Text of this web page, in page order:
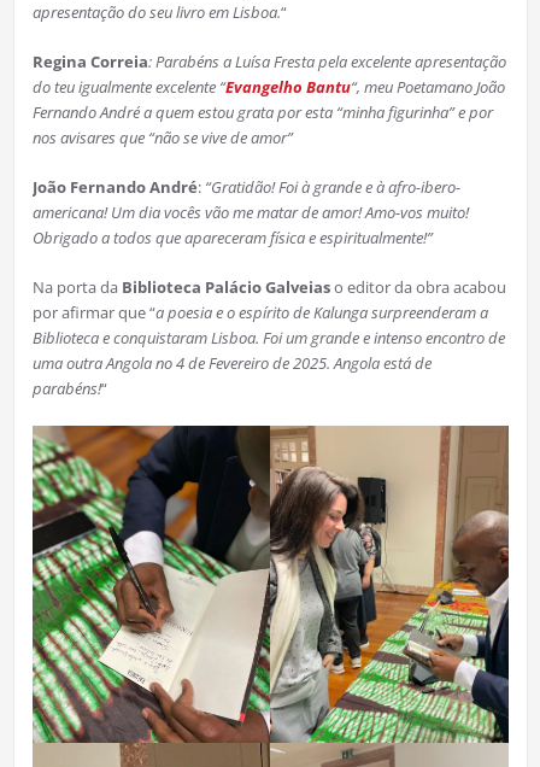
apresentação do seu livro em Lisboa.“
Regina Correia: Parabéns a Luísa Fresta pela excelente apresentação
do teu igualmente excelente “Evangelho Bantu“, meu Poetamano João
Fernando André a quem estou grata por esta “minha figurinha” e por
nos avisares que “não se vive de amor”
João Fernando André: “Gratidão! Foi à grande e à afro-ibero-
americana! Um dia vocês vão me matar de amor! Amo-vos muito!
Obrigado a todos que apareceram física e espiritualmente!”
Na porta da Biblioteca Palácio Galveiaso editor da obra acabou
por afirmar que “a poesia e o espírito de Kalunga surpreenderam a
Biblioteca e conquistaram Lisboa. Foi um grande e intenso encontro de
uma outra Angola no 4 de Fevereiro de 2025. Angola está de
parabéns!“